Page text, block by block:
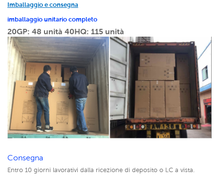
Imballaggio e consegna
imballaggio unitario completo
20GP: 48 unità 40HQ: 115 unità
Consegna
Entro 10 giorni lavorativi dalla ricezione di deposito o LC a vista.